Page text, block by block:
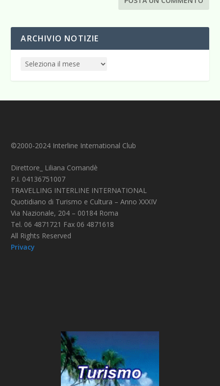
ARCHIVIO NOTIZIE
©2000-2024 Interline International Club
Direttore_ Liliana Comandè
P.I. 04136751007
TRAVELLING INTERLINE INTERNATIONAL
Quotidiano di Turismo e Cultura – Anno XXXIV
Via Nazionale, 204 – 00184 Roma
Tel. 06 4871721 Fax 06 4871618
All Rights Reserved
Privacy